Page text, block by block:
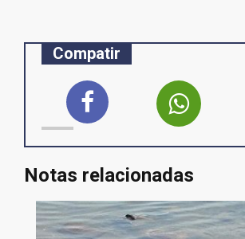
Compatir
Notas relacionadas